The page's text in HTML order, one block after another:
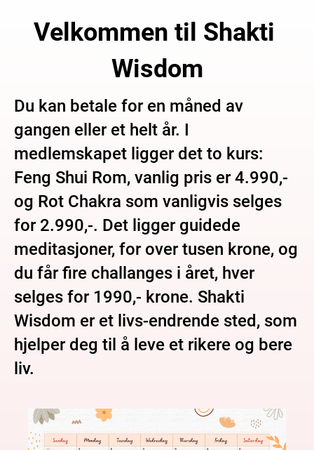
Velkommen til Shakti
Wisdom
Du kan betale for en måned av
gangen eller et helt år. I
medlemskapet ligger det to kurs:
Feng Shui Rom, vanlig pris er 4.990,-
og Rot Chakra som vanligvis selges
for 2.990,-. Det ligger guidede
meditasjoner, for over tusen krone, og
du får fire challanges i året, hver
selges for 1990,- krone. Shakti
Wisdom er et livs-endrende sted, som
hjelper deg til å leve et rikere og bere
liv.